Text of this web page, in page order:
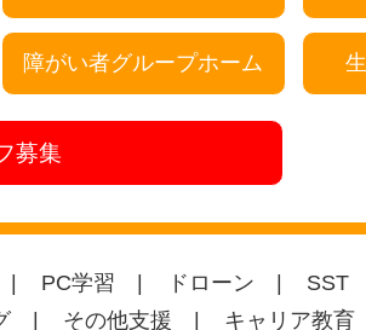
障がい者グループホーム
募集
PC学習 ドローン SST
その他支援 キャリア教育